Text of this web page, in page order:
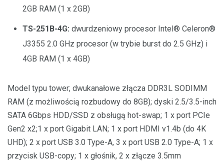
2GB RAM (1 x 2GB)
TS-251B-4G: dwurdzeniowy procesor Intel® Celeron®
J3355 2.0 GHz procesor (w trybie burst do 2.5 GHz) i
4GB RAM (1 x 4GB)
Model typu tower; dwukanałowe złącza DDR3L SODIMM
RAM (z możliwością rozbudowy do 8GB); dyski 2.5/3.5-inch
SATA 6Gbps HDD/SSD z obsługą hot-swap; 1 x port PCIe
Gen2 x2;1 x port Gigabit LAN; 1 x port HDMI v1.4b (do 4K
UHD); 2 x port USB 3.0 Type-A, 3 x port USB 2.0 Type-A; 1 x
przycisk USB-copy; 1 x głośnik, 2 x złącze 3.5mm